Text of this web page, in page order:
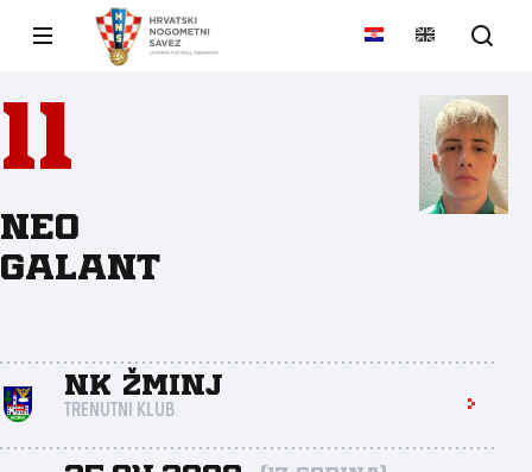
11
Neo
Galant
NK Žminj
TRENUTNI KLUB